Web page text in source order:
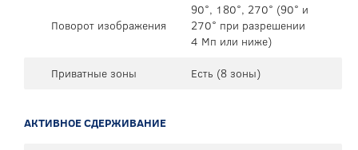
Поворот изображения
90°, 180°, 270° (90° и
270° при разрешении
4 Mп или ниже)
Приватные зоны
Есть (8 зоны)
АКТИВНОЕ СДЕРЖИВАНИЕ